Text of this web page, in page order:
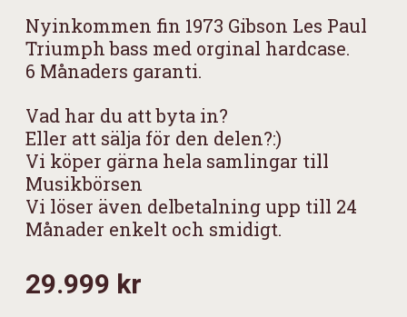
Nyinkommen fin 1973 Gibson Les Paul
Triumph bass med orginal hardcase.
6 Månaders garanti.
Vad har du att byta in?
Eller att sälja för den delen?:)
Vi köper gärna hela samlingar till
Musikbörsen
Vi löser även delbetalning upp till 24
Månader enkelt och smidigt.
29.999 kr